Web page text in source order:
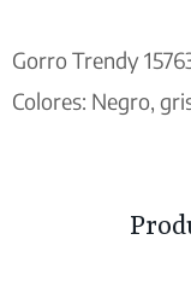
Gorro Trendy
Colores: Negro,